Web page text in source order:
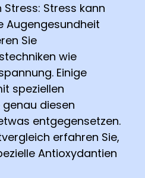
Stress kann
Augengesundheit
Sie
wie
Einige
speziellen
diesen
entgegensetzen.
erfahren Sie,
Antioxydantien